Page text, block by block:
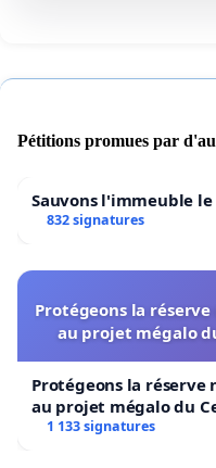
Pétitions promues par
Sauvons l'immeuble le
832 signatures
Protégeons la
au projet mégalo
Protégeons la réserve
au projet mégalo du
1 133 signatures